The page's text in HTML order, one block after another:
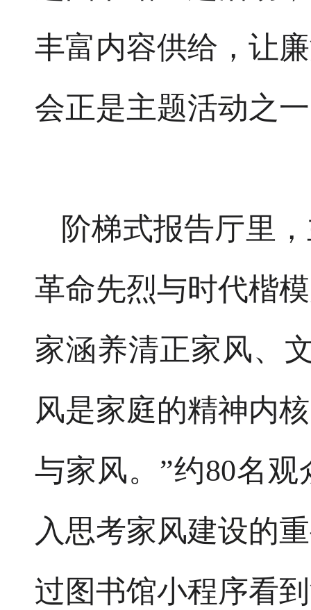
丰富内容供给，让
会正是主题活动之
阶梯式报告厅里
革命先烈与时代楷
家涵养清正家风、
风是家庭的精神内
与家风。”约80名
入思考家风建设的
过图书馆小程序看